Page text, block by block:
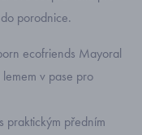
porodnice.
ecofriends Mayoral
v pase pro
praktickým předním